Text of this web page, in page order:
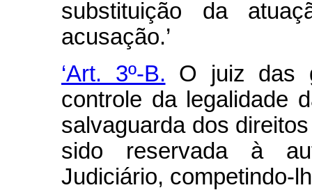
substituição da
acusação.’
‘Art. 3º-B. O juiz das
controle da legalidade
salvaguarda dos
sido reservada à
Judiciário, competindo-